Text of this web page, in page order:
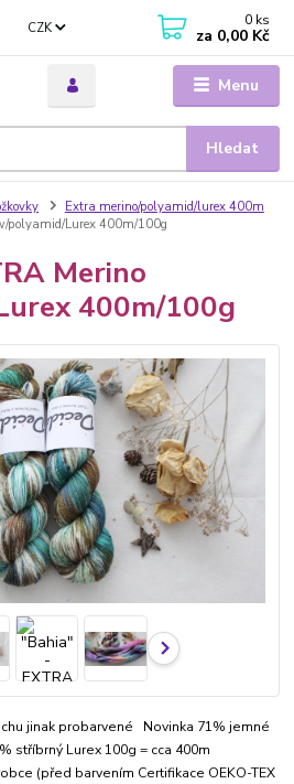
Menu
CZK
Hledat
0 ks
za 0,00 Kč
Extra merino/polyamid/lurex 400m
polyamid/Lurex 400m/100g
Merino
400m/100g
jinak probarvené Novinka 71% jemné
stříbrný Lurex 100g = cca 400m
(před barvením Certifikace OEKO-TEX